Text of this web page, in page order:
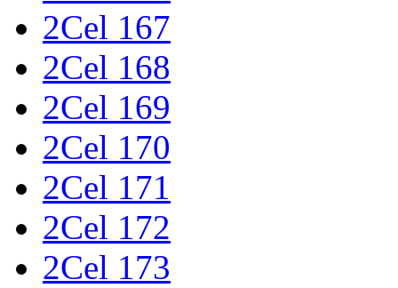
2Cel 167
2Cel 168
2Cel 169
2Cel 170
2Cel 171
2Cel 172
2Cel 173